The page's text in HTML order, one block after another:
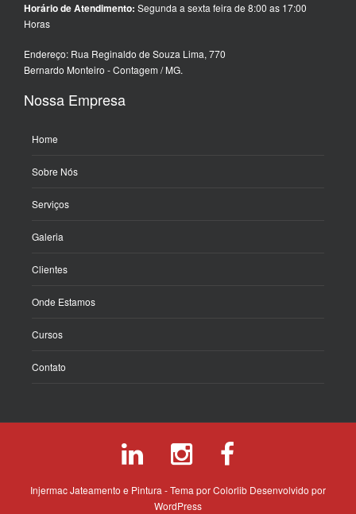
Horário de Atendimento: Segunda a sexta feira de 8:00 as 17:00
Horas
Endereço: Rua Reginaldo de Souza Lima, 770
Bernardo Monteiro - Contagem / MG.
Nossa Empresa
Home
Sobre Nós
Serviços
Galeria
Clientes
Onde Estamos
Cursos
Contato
Injermac Jateamento e Pintura - Tema porColorlib Desenvolvido por
WordPress